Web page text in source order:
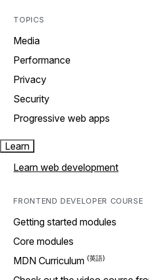
TOPICS
Media
Performance
Privacy
Security
Progressive web apps
Learn
Learn web development
FRONTEND DEVELOPER COURSE
Getting started modules
Core modules
MDN Curriculum